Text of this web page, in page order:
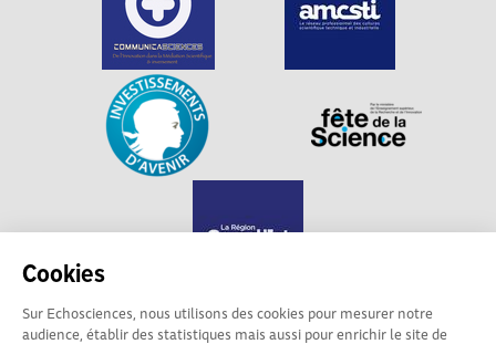
Cookies
Sur Echosciences, nous utilisons des cookies pour mesurer notre
audience, établir des statistiques mais aussi pour enrichir le site de